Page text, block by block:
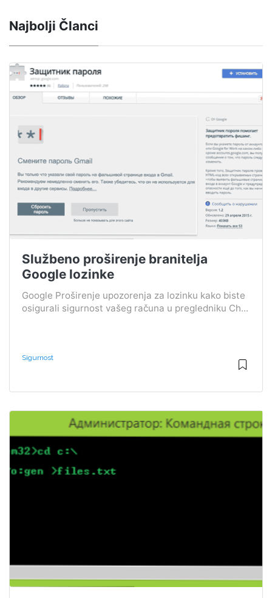
Najbolji Članci
Službeno proširenje branitelja
Google lozinke
Google Proširenje upozorenja za lozinku kako biste
osigurali sigurnost vašeg računa u pregledniku Ch...
Sigurnost